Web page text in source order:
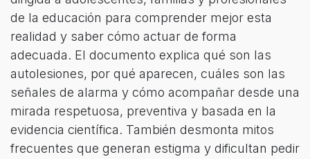
de la educación para comprender mejor esta
realidad y saber cómo actuar de forma
adecuada. El documento explica qué son las
autolesiones, por qué aparecen, cuáles son las
señales de alarma y cómo acompañar desde una
mirada respetuosa, preventiva y basada en la
evidencia científica. También desmonta mitos
frecuentes que generan estigma y dificultan pedir